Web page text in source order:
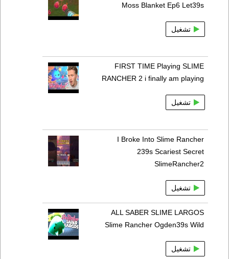
Moss Blanket Ep6 Let39s
تشغيل
FIRST TIME Playing SLIME
RANCHER 2 i finally am playing
تشغيل
I Broke Into Slime Rancher
239s Scariest Secret
SlimeRancher2
تشغيل
ALL SABER SLIME LARGOS
Slime Rancher Ogden39s Wild
تشغيل